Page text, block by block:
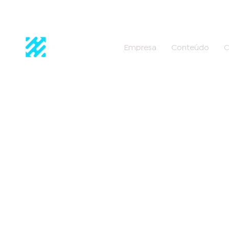
Empresa Conteúdo